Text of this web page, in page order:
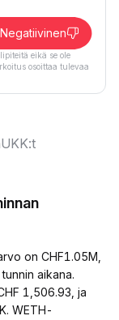
Negatiivinen
eikä se ole
osoittaa tulevaa
UKK:t
on CHF1.05M,
aikana.
1,506.93, ja
WETH-